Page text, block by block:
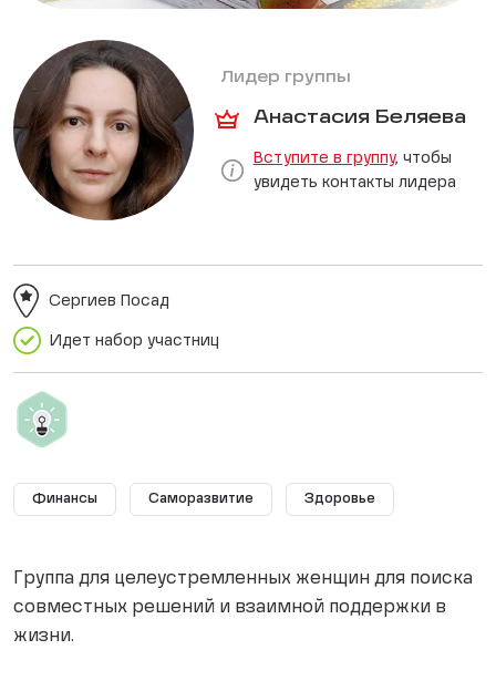
Лидер группы
Анастасия Беляева
Вступите в группу, чтобы
увидеть контакты лидера
Идет набор участниц
Сергиев Посад
Финансы Саморазвитие Здоровье
Группа для целеустремленных женщин для поиска
совместных решений и взаимной поддержки в
жизни.